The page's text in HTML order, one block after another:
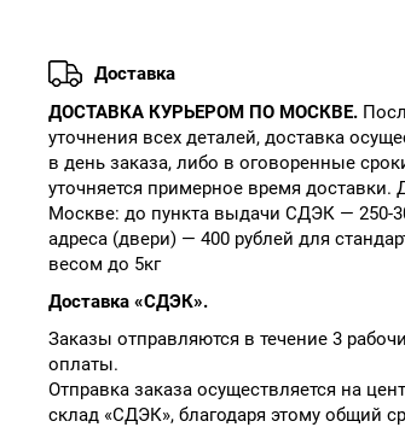
Доставка
ДОСТАВКА КУРЬЕРОМ ПО МОСКВЕ.
уточнения всех деталей, доставка
в день заказа, либо в оговоренные
уточняется примерное время доставки.
Москве: до пункта выдачи СДЭК — 250-
адреса (двери) — 400 рублей для
весом до 5кг
Доставка «СДЭК».
Заказы отправляются в течение 3
оплаты.
Отправка заказа осуществляется на
склад «СДЭК», благодаря этому общий